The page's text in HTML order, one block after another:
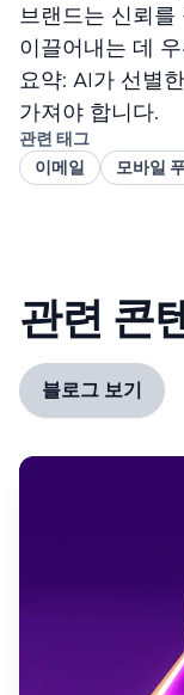
브랜드는 신뢰
이끌어내는 데
요약: AI가 선별
가져야 합니다.
관련 태그
이메일
모바일
관련 콘
블로그 보기